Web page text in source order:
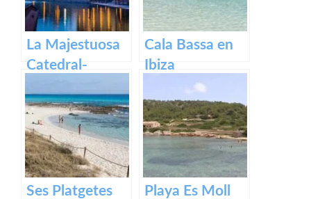
La Majestuosa
Catedral-
Santa María en
Mallorca.
Cala Bassa en
Ibiza
Ses Platgetes
Playa Es Moll